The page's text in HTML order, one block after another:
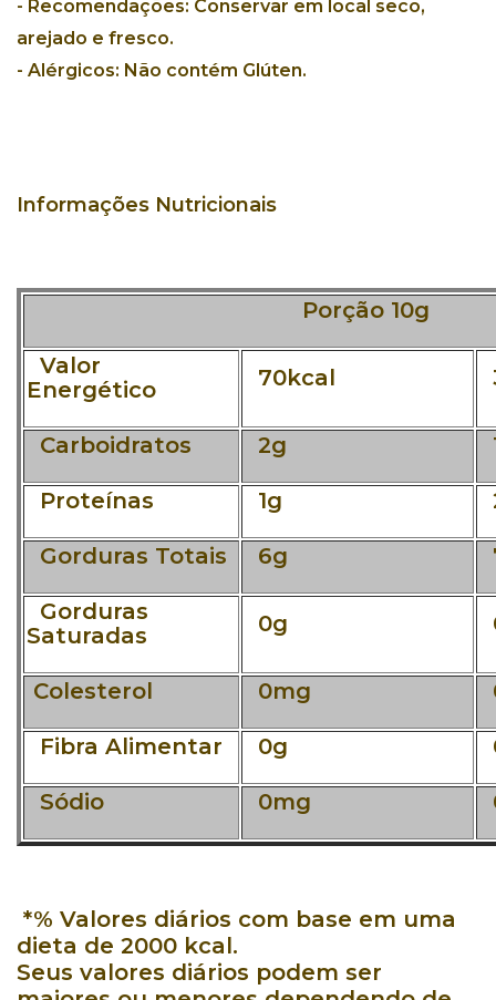
- Recomendações: Conservar em local seco,
arejado e fresco.
- Alérgicos: Não contém Glúten.
Informações Nutricionais
Porção 10g
Valor
Energético
70kcal
Carboidratos 2g
Proteínas 1g
Gorduras Totais 6g
Gorduras
Saturadas
0g
Colesterol 0mg
Fibra Alimentar 0g
Sódio 0mg
*% Valores diários com base em uma
dieta de 2000 kcal.
Seus valores diários podem ser